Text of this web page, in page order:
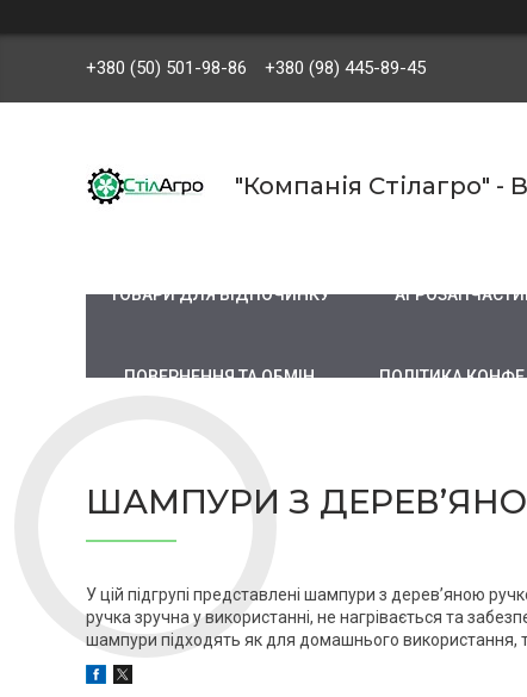
+380 (50) 501-98-86 +380 (98) 445-89-45
"Компанія Стілагро"
ТОВАРИ ДЛЯ ВІДПОЧИНКУ
ПОВЕРНЕННЯ ТА ОБМІН ПОЛІТИКА
ШАМПУРИ З
У цій підгрупі представлені шампури з дерев’яною
ручка зручна у використанні, не нагрівається та
шампури підходять як для домашнього використання,